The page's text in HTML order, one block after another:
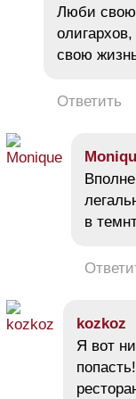
Люби свою
свою
Ответить
в
kozkoz
Я вот